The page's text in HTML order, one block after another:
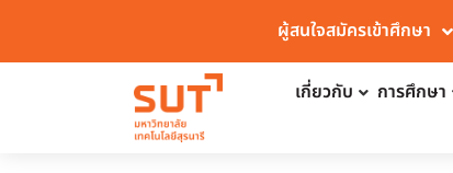
ผู้สนใจสมัครเข้าศึกษา
เกี่ยวกับ การศึกษา